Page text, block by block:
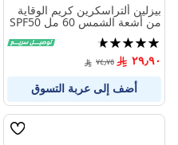
بيزلين ألتراسكرين كريم الوقاية
من أشعة الشمس 60 مل SPF50
تقييم:
93%
٢٩٫٩٠ ٧٤٫٧٥
أضف إلى عربة التسوق
قائمة